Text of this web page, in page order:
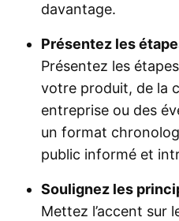
davantage.
Présentez les
Présentez les
votre produit, de la
entreprise ou des
un format
public informé et
Soulignez les
Mettez l’accent sur